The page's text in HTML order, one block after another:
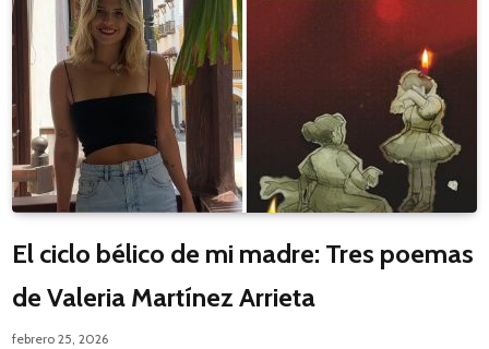
El ciclo bélico de mi madre: Tres poemas
de Valeria Martínez Arrieta
febrero 25, 2026